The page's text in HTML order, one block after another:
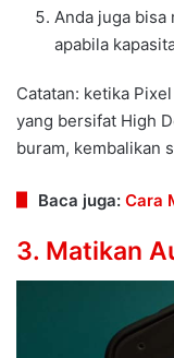
Anda juga bisa
apabila
Catatan: ketika
yang bersifat High
buram, kembalikan
Baca juga: Cara
3. Matikan